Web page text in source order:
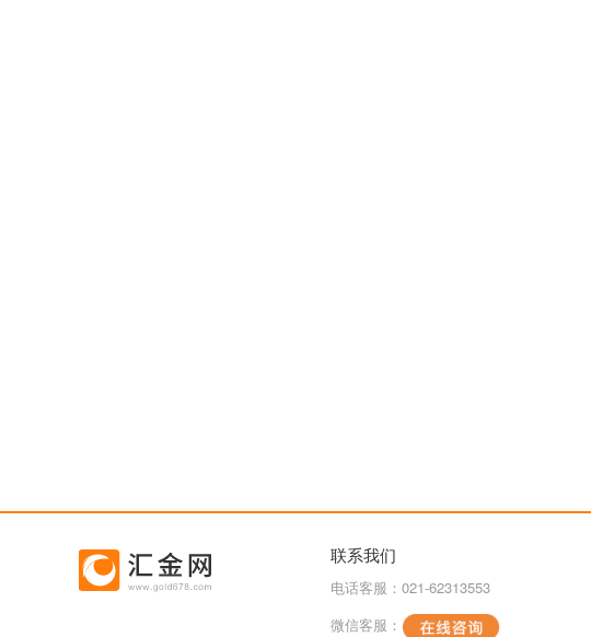
联系我们
电话客服：021-62313553
微信客服：